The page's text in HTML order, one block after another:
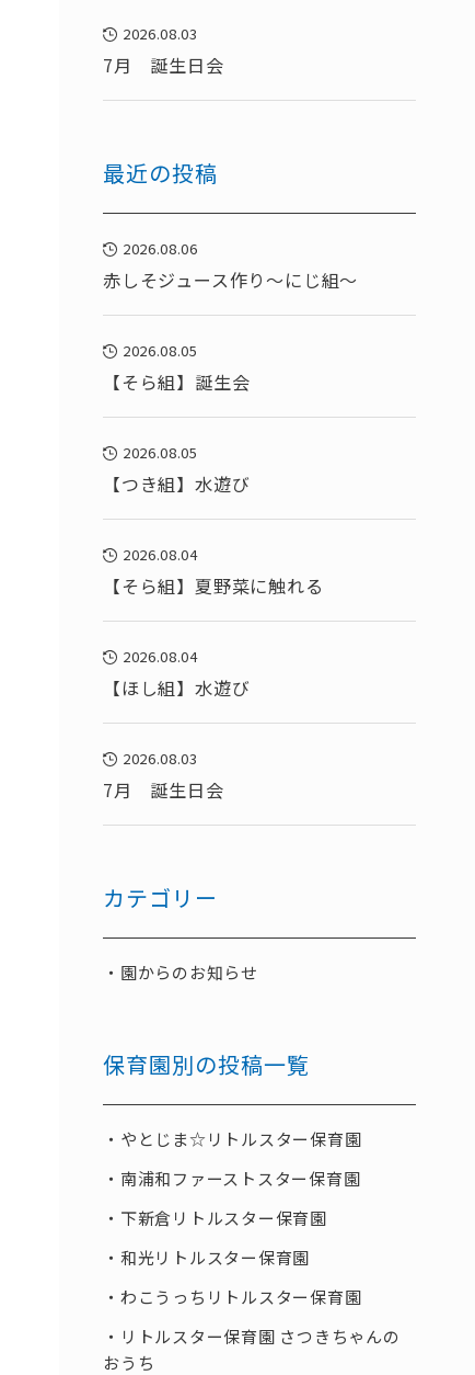
2026.08.03
7月 誕生日会
最近の投稿
2026.08.06
赤しそジュース作り～にじ組～
2026.08.05
【そら組】誕生会
2026.08.05
【つき組】水遊び
2026.08.04
【そら組】夏野菜に触れる
2026.08.04
【ほし組】水遊び
2026.08.03
7月 誕生日会
カテゴリー
園からのお知らせ
保育園別の投稿一覧
やとじま☆リトルスター保育園
南浦和ファーストスター保育園
下新倉リトルスター保育園
和光リトルスター保育園
わこうっちリトルスター保育園
リトルスター保育園 さつきちゃんの
おうち